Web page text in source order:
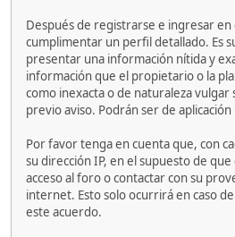
Después de registrarse e ingresar
cumplimentar un perfil detallado. Es
presentar una información nítida y
información que el propietario o la
como inexacta o de naturaleza vulgar
previo aviso. Podrán ser de aplicación
Por favor tenga en cuenta que, con
su dirección IP, en el supuesto de
acceso al foro o contactar con su
internet. Esto solo ocurrirá en caso
este acuerdo.